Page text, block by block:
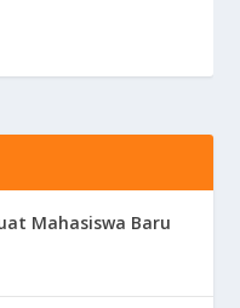
Mahasiswa Baru